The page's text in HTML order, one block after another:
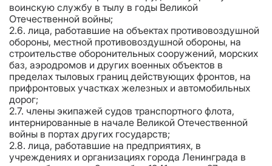
воинскую службу в тылу в годы Великой
Отечественной войны;
2.6. лица, работавшие на объектах противовоздушной
обороны, местной противовоздушной обороны, на
строительстве оборонительных сооружений, морских
баз, аэродромов и других военных объектов в
пределах тыловых границ действующих фронтов, на
прифронтовых участках железных и автомобильных
дорог;
2.7. члены экипажей судов транспортного флота,
интернированные в начале Великой Отечественной
войны в портах других государств;
2.8. лица, работавшие на предприятиях, в
учреждениях и организациях города Ленинграда в